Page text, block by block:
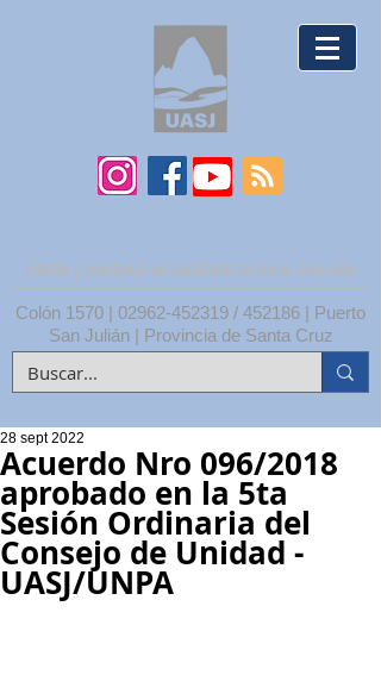
UNPA | UNIDAD ACADÉMICA SAN JULIÁN
Colón 1570 | 02962-452319 / 452186 | Puerto
San Julián | Provincia de Santa Cruz
Acuerdo Nro 096/2018
aprobado en la 5ta
Sesión Ordinaria del
Consejo de Unidad -
UASJ/UNPA
28 sept 2022